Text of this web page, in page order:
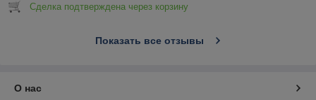
Сделка подтверждена через корзину
Показать все отзывы
О нас